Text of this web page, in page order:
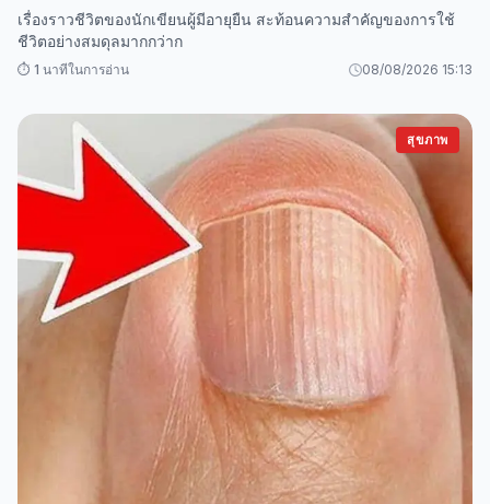
เรื่องราวชีวิตของนักเขียนผู้มีอายุยืน สะท้อนความสำคัญของการใช้
ชีวิตอย่างสมดุลมากกว่าก
⏱️ 1 นาทีในการอ่าน 08/08/2026 15:13
สุขภาพ